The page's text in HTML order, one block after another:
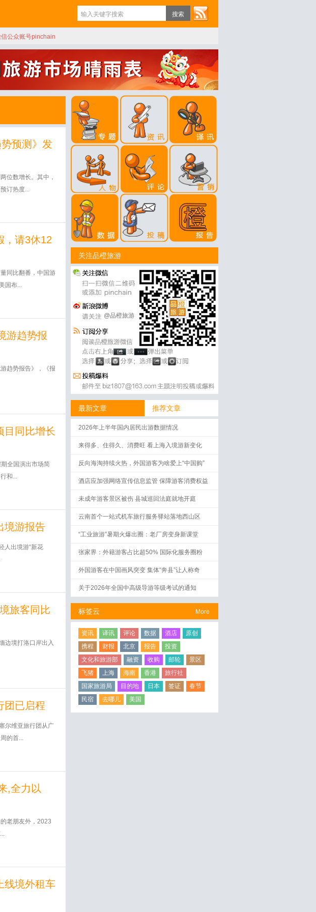
公众账号pinchain
预测》发
位数增长。其中，
订热度...
，请3休12
同比翻番，中国游
国布...
游趋势报
趋势报告》，《报
目同比增长
全国演出市场简
和...
境游报告
人出境游“新花
旅客同比
边境打洛口岸出入
团已启程
尔维亚旅行团从广
的首...
,全力以
老朋友外，2023
线境外租车
关注品橙旅游
@品橙旅游
最新文章 推荐文章
2026年上半年国内居民出游数据情况
来得多、住得久、消费旺 看上海入境游新变化
反向海淘持续火热，外国游客为啥爱上“中国购”
酒店应加强网络宣传信息监管 保障游客消费权益
未成年游客景区被伤 县城巡回法庭就地开庭
云南首个一站式机车旅行服务驿站落地西山区
“工业旅游”暑期火爆出圈：老厂房变身新课堂
张家界：外籍游客占比超50% 国际化服务圈粉
外国游客在中国画风突变 集体“奔县”让人称奇
关于2026年全国中高级导游等级考试的通知
More
标签云
资讯 译讯 评论 数据 酒店
原创
携程
财报 北京 报告
投资
文化和旅游部
融资 收购 邮轮
景区
飞猪
上海 海南 香港
旅行社
国家旅游局
目的地 日本 签证
春节
民宿
去哪儿 美国